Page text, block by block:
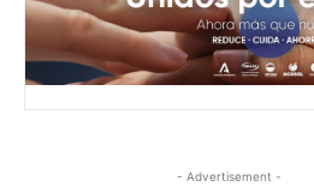
- Advertisement -